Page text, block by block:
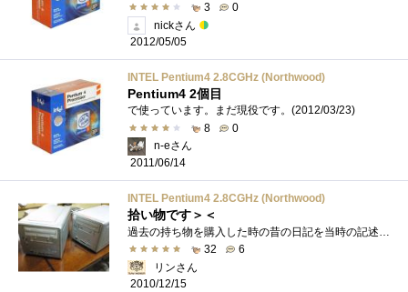
3
0
nickさん
2012/05/05
INTEL Pentium4 2.8CGHz (Northwood)
Pentium4 2個目
で使っています。まだ現役です。(2012/03/23)
8
0
n-eさん
2011/06/14
INTEL Pentium4 2.8CGHz (Northwood)
拾い物です＞＜
32
6
リンさん
2010/12/15